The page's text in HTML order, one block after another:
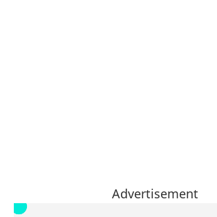
Advertisement